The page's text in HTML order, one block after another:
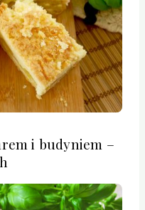
i budyniem –